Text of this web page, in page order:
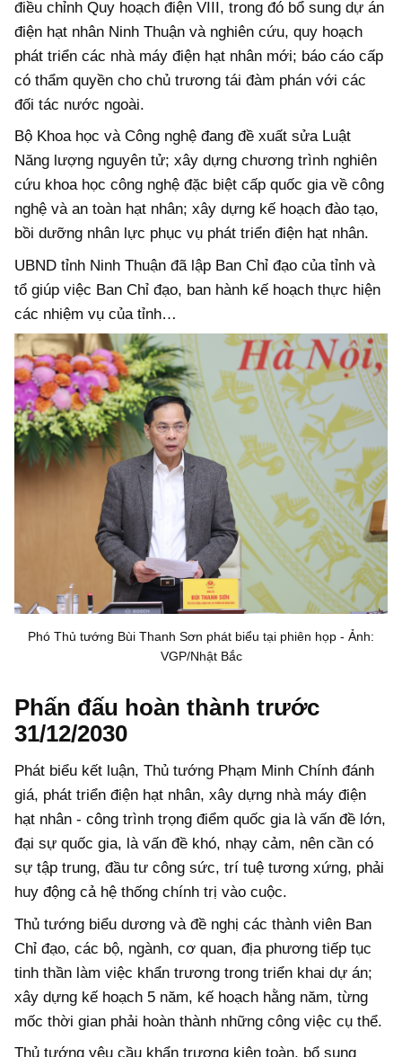
điều chỉnh Quy hoạch điện VIII, trong đó bổ sung dự án
điện hạt nhân Ninh Thuận và nghiên cứu, quy hoạch
phát triển các nhà máy điện hạt nhân mới; báo cáo cấp
có thẩm quyền cho chủ trương tái đàm phán với các
đối tác nước ngoài.
Bộ Khoa học và Công nghệ đang đề xuất sửa Luật
Năng lượng nguyên tử; xây dựng chương trình nghiên
cứu khoa học công nghệ đặc biệt cấp quốc gia về công
nghệ và an toàn hạt nhân; xây dựng kế hoạch đào tạo,
bồi dưỡng nhân lực phục vụ phát triển điện hạt nhân.
UBND tỉnh Ninh Thuận đã lập Ban Chỉ đạo của tỉnh và
tổ giúp việc Ban Chỉ đạo, ban hành kế hoạch thực hiện
các nhiệm vụ của tỉnh…
Phó Thủ tướng Bùi Thanh Sơn phát biểu tại phiên họp - Ảnh:
VGP/Nhật Bắc
Phấn đấu hoàn thành trước
31/12/2030
Phát biểu kết luận, Thủ tướng Phạm Minh Chính đánh
giá, phát triển điện hạt nhân, xây dựng nhà máy điện
hạt nhân - công trình trọng điểm quốc gia là vấn đề lớn,
đại sự quốc gia, là vấn đề khó, nhạy cảm, nên cần có
sự tập trung, đầu tư công sức, trí tuệ tương xứng, phải
huy động cả hệ thống chính trị vào cuộc.
Thủ tướng biểu dương và đề nghị các thành viên Ban
Chỉ đạo, các bộ, ngành, cơ quan, địa phương tiếp tục
tinh thần làm việc khẩn trương trong triển khai dự án;
xây dựng kế hoạch 5 năm, kế hoạch hằng năm, từng
mốc thời gian phải hoàn thành những công việc cụ thể.
Thủ tướng yêu cầu khẩn trương kiện toàn, bổ sung